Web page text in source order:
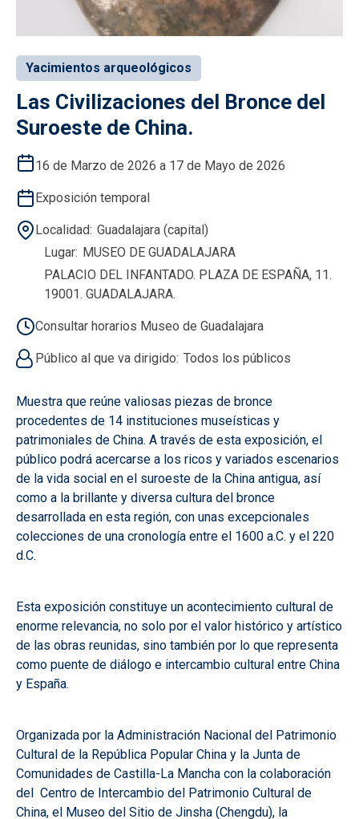
Yacimientos arqueológicos
Las Civilizaciones del Bronce del
Suroeste de China.
16 de Marzo de 2026 a 17 de Mayo de 2026
Exposición temporal
Localidad Guadalajara (capital)
Lugar MUSEO DE GUADALAJARA
PALACIO DEL INFANTADO. PLAZA DE ESPAÑA, 11.
19001. GUADALAJARA.
Consultar horarios Museo de Guadalajara
Público al que va dirigido Todos los públicos
Muestra que reúne valiosas piezas de bronce
procedentes de 14 instituciones museísticas y
patrimoniales de China. A través de esta exposición, el
público podrá acercarse a los ricos y variados escenarios
de la vida social en el suroeste de la China antigua, así
como a la brillante y diversa cultura del bronce
desarrollada en esta región, con unas excepcionales
colecciones de una cronología entre el 1600 a.C. y el 220
d.C.
Esta exposición constituye un acontecimiento cultural de
enorme relevancia, no solo por el valor histórico y artístico
de las obras reunidas, sino también por lo que representa
como puente de diálogo e intercambio cultural entre China
y España.
Organizada por la Administración Nacional del Patrimonio
Cultural de la República Popular China y la Junta de
Comunidades de Castilla-La Mancha con la colaboración
del Centro de Intercambio del Patrimonio Cultural de
China, el Museo del Sitio de Jinsha (Chengdu), la